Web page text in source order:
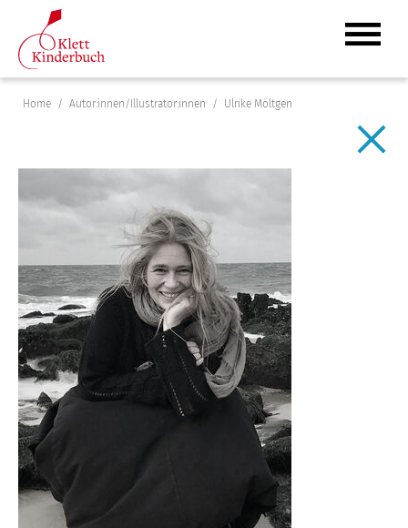
Home Autor:innen/Illustrator:innen Ulrike Möltgen